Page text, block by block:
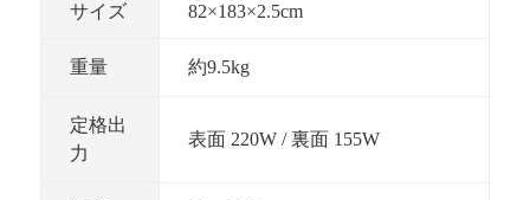
サイズ 82×183×2.5cm
重量 約9.5kg
定格出
力
表面 220W / 裏面 155W